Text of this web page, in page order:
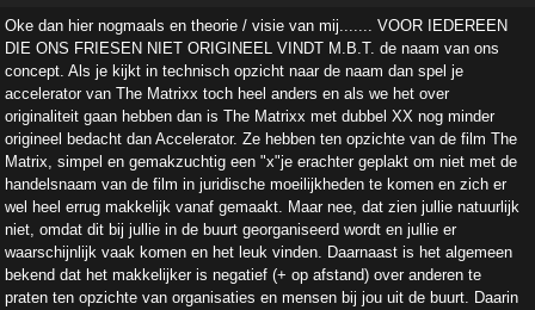
Oke dan hier nogmaals en theorie / visie van mij....... VOOR IEDEREEN
DIE ONS FRIESEN NIET ORIGINEEL VINDT M.B.T. de naam van ons
concept. Als je kijkt in technisch opzicht naar de naam dan spel je
accelerator van The Matrixx toch heel anders en als we het over
originaliteit gaan hebben dan is The Matrixx met dubbel XX nog minder
origineel bedacht dan Accelerator. Ze hebben ten opzichte van de film The
Matrix, simpel en gemakzuchtig een "x"je erachter geplakt om niet met de
handelsnaam van de film in juridische moeilijkheden te komen en zich er
wel heel errug makkelijk vanaf gemaakt. Maar nee, dat zien jullie natuurlijk
niet, omdat dit bij jullie in de buurt georganiseerd wordt en jullie er
waarschijnlijk vaak komen en het leuk vinden. Daarnaast is het algemeen
bekend dat het makkelijker is negatief (+ op afstand) over anderen te
praten ten opzichte van organisaties en mensen bij jou uit de buurt. Daarin